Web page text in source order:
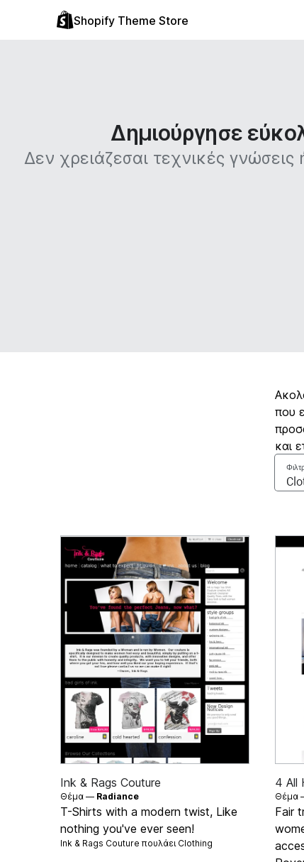
Shopify Theme Store
Δημιούργησε
Δεν χρειάζεσαι τεχνικές
που
και
Ink & Rags Couture
Θέμα — Radiance
T-Shirts with a modern twist, Like
nothing you've ever seen!
Ink & Rags Couture πουλάει Clothing
4 All
Θέμα
Fair